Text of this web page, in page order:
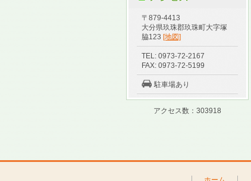
〒879-4413
大分県玖珠郡玖珠町大字塚
脇123 [地図]
TEL: 0973-72-2167
FAX: 0973-72-5199
駐車場あり
アクセス数：303918